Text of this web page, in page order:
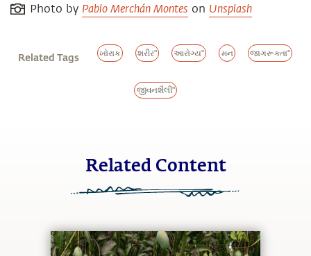
Photo by Pablo Merchán Montes on Unsplash
Related Tags ખોરાક શરીર" આરોગ્ય" મન જાગરૂકતા"
જીવનશૈલી"
Related Content